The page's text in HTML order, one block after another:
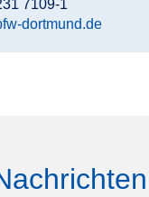
7109-1
dortmund.de